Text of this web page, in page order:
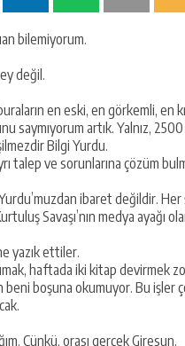
bilemiyorum.
değil.
en eski, en görkemli,
saymıyorum artık. Yalnız,
Bilgi Yurdu.
talep ve sorunlarına çözüm
ibaret değildir.
Savaşı’nın medya
yazık ettiler.
haftada iki kitap devirmek
beni boşuna okumuyor. Bu işler
Çünkü, orası gerçek Giresun.